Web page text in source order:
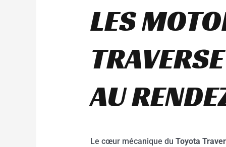
LES
AU
Le cœur mécanique du Toyota